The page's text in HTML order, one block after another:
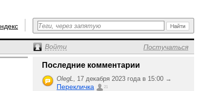
Войти Постучаться
Последние комментарии
OlegL, 17 декабря 2023 года в 15:00 →
Перекличка 21